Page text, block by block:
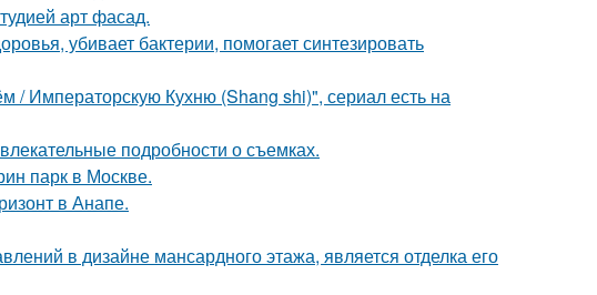
арт фасад.
убивает бактерии, помогает синтезировать
Императорскую Кухню (Shang shi)", сериал есть на
подробности о съемках.
парк в Москве.
в Анапе.
в дизайне мансардного этажа, является отделка его